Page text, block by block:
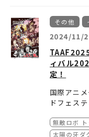
ごとに、
トを使用し
プレゼント
※ 特典はな
対象外です。
※現在6店舗
ドと色紙は7
また、物
ンダイナ
能な応募
ら抽選で
らロボッ
ド6枚セッ
※応募券の
フェコー
ーーーー
ーーーー
その他
2024/11/
ィバル
定！
国際アニ
ドフェス
ーG７』『
ダグラム
TAAFの「
無敵ロボ ト
太陽の牙ダ